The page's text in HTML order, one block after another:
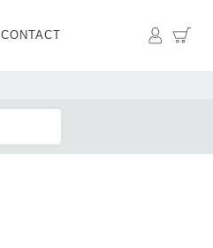
CONTACT マイペ